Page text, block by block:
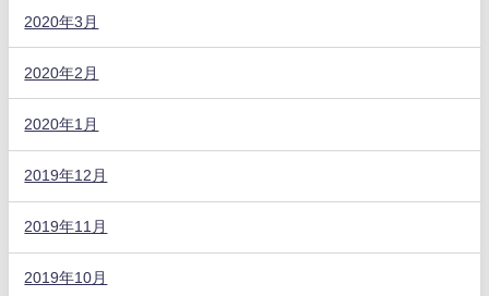
2020年3月
2020年2月
2020年1月
2019年12月
2019年11月
2019年10月